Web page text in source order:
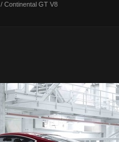
/ Continental GT V8